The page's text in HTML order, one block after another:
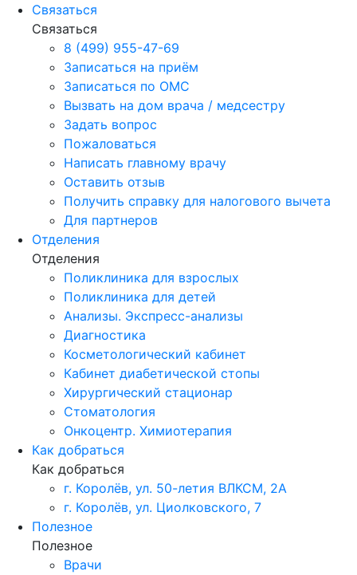
Связаться
Связаться
8 (499) 955-47-69
Записаться на приём
Записаться по ОМС
Вызвать на дом врача / медсестру
Задать вопрос
Пожаловаться
Написать главному врачу
Оставить отзыв
Получить справку для налогового вычета
Для партнеров
Отделения
Отделения
Поликлиника для взрослых
Поликлиника для детей
Анализы. Экспресс-анализы
Диагностика
Косметологический кабинет
Кабинет диабетической стопы
Хирургический стационар
Стоматология
Онкоцентр. Химиотерапия
Как добраться
Как добраться
г. Королёв, ул. 50-летия ВЛКСМ, 2А
г. Королёв, ул. Циолковского, 7
Полезное
Полезное
Врачи